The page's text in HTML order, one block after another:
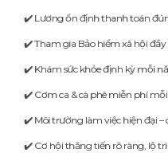
✔️ Lương ổn định thanh toán
✔️ Tham gia Bảo hiểm xã hội
✔️ Khám sức khỏe định kỳ mỗi
✔️ Cơm ca & cà phê miễn phí
✔️ Môi trường làm việc hiện đại –
✔️ Cơ hội thăng tiến rõ ràng, lộ